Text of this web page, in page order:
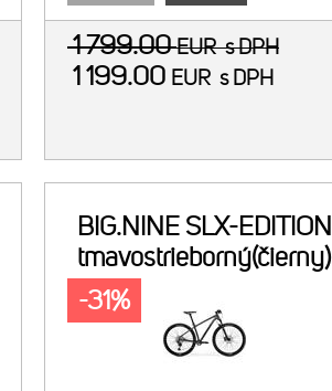
1 799.00EURs DPH
1 199.00 EUR s DPH
BIG.NINE SLX-EDITION
tmavostrieborný(čierny)
-31%